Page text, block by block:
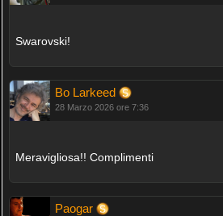
Swarovski!
Bo Larkeed
28 Marzo 2026 ore 7:36
Meravigliosa!! Complimenti
Paogar